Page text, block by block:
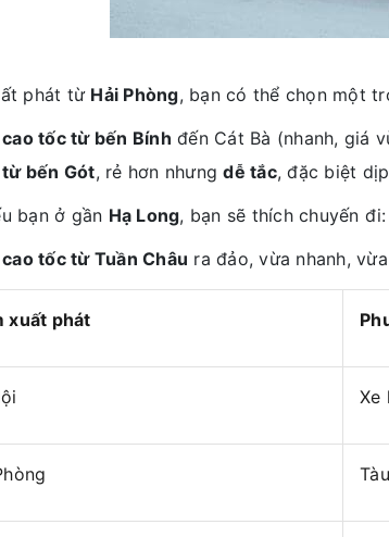
phát từ Hải Phòng, bạn có thể chọn một
tốc từ bến Bính đến Cát Bà (nhanh, giá
từ bến Gót, rẻ hơn nhưngdễ tắc, đặc biệt
bạn ở gần Hạ Long, bạn sẽ thích chuyến đi:
tốc từ Tuần Châu ra đảo, vừa nhanh,
xuất phát
Xe